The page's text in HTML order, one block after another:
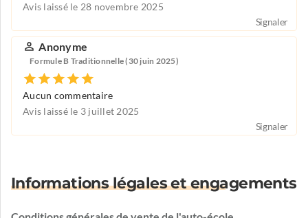
Avis laissé le 28 novembre 2025
Signaler
Anonyme
Formule B Traditionnelle (30 juin 2025)
Aucun commentaire
Avis laissé le 3 juillet 2025
Signaler
Informations légales et engagements